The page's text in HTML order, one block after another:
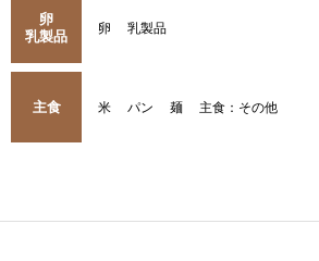
卵
乳製品
卵 乳製品
主食 米 パン 麺 主食：その他